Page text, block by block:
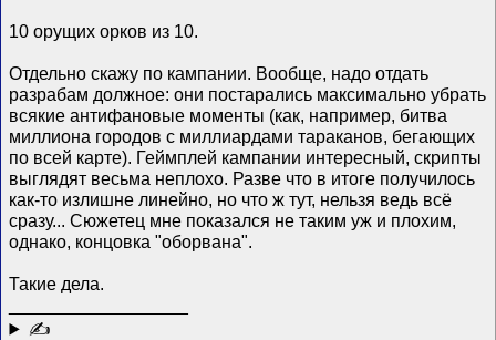
10 орущих орков из 10.
Отдельно скажу по кампании. Вообще, надо отдать
разрабам должное: они постарались максимально убрать
всякие антифановые моменты (как, например, битва
миллиона городов с миллиардами тараканов, бегающих
по всей карте). Геймплей кампании интересный, скрипты
выглядят весьма неплохо. Разве что в итоге получилось
как-то излишне линейно, но что ж тут, нельзя ведь всё
сразу... Сюжетец мне показался не таким уж и плохим,
однако, концовка "оборвана".
Такие дела.
✍